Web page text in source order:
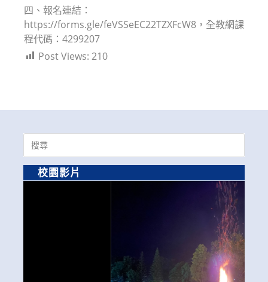
四、報名連結：
https://forms.gle/feVSSeEC22TZXFcW8，全教網課
程代碼：4299207
Post Views: 210
Search
for:
校園影片